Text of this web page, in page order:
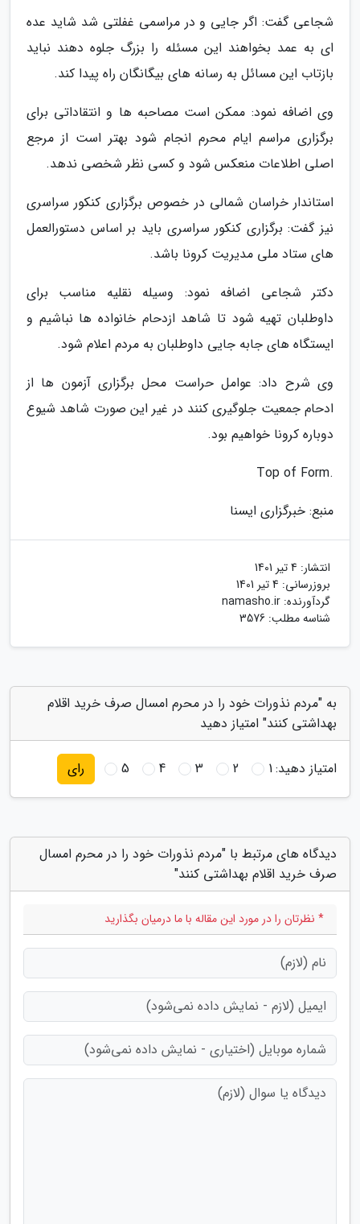
شجاعی گفت: اگر جایی و در مراسمی غفلتی شد شاید عده
ای به عمد بخواهند این مسئله را بزرگ جلوه دهند نباید
بازتاب این مسائل به رسانه های بیگانگان راه پیدا کند.
وی اضافه نمود: ممکن است مصاحبه ها و انتقاداتی برای
برگزاری مراسم ایام محرم انجام شود بهتر است از مرجع
اصلی اطلاعات منعکس شود و کسی نظر شخصی ندهد.
استاندار خراسان شمالی در خصوص برگزاری کنکور سراسری
نیز گفت: برگزاری کنکور سراسری باید بر اساس دستورالعمل
های ستاد ملی مدیریت کرونا باشد.
دکتر شجاعی اضافه نمود: وسیله نقلیه مناسب برای
داوطلبان تهیه شود تا شاهد ازدحام خانواده ها نباشیم و
ایستگاه های جابه جایی داوطلبان به مردم اعلام شود.
وی شرح داد: عوامل حراست محل برگزاری آزمون ها از
ادحام جمعیت جلوگیری کنند در غیر این صورت شاهد شیوع
دوباره کرونا خواهیم بود.
.Top of Form
منبع: خبرگزاری ایسنا
انتشار: 4 تیر 1401
بروزرسانی: 4 تیر 1401
گردآورنده: namasho.ir
شناسه مطلب: 3576
به "مردم نذورات خود را در محرم امسال صرف خرید اقلام
بهداشتی کنند" امتیاز دهید
امتیاز دهید:1
2
3
4
5 رای
دیدگاه های مرتبط با "مردم نذورات خود را در محرم امسال
صرف خرید اقلام بهداشتی کنند"
* نظرتان را در مورد این مقاله با ما درمیان بگذارید